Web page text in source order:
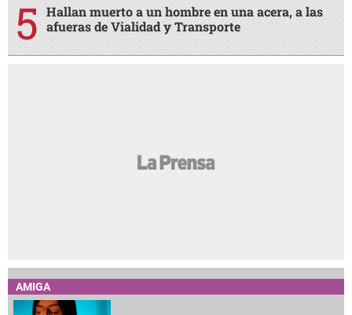
Hallan muerto a un hombre en una acera, a las
afueras de Vialidad y Transporte
AMIGA